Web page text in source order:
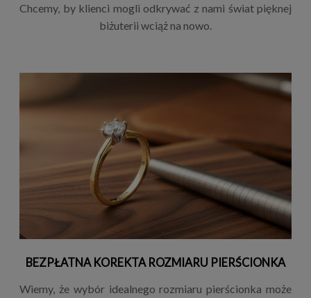
Chcemy, by klienci mogli odkrywać z nami świat pięknej
biżuterii wciąż na nowo.
BEZPŁATNA KOREKTA ROZMIARU PIERŚCIONKA
Wiemy, że wybór idealnego rozmiaru pierścionka może